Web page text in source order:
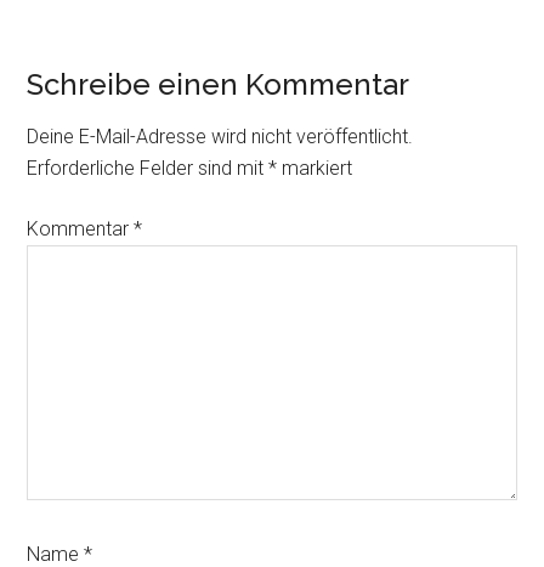
Leser-
Interaktionen
Schreibe einen Kommentar
Deine E-Mail-Adresse wird nicht veröffentlicht.
Erforderliche Felder sind mit* markiert
Kommentar*
Name*